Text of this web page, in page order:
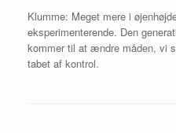
Klumme: Meget mere i
eksperimenterende. Den
kommer til at ændre måden, vi
tabet af kontrol.